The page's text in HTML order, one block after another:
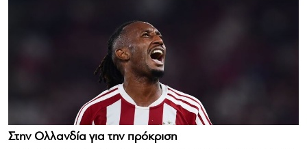
Στην Ολλανδία για την πρόκριση